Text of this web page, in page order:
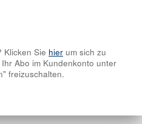
Klicken Sie hier um sich zu
Abo im Kundenkonto unter
freizuschalten.